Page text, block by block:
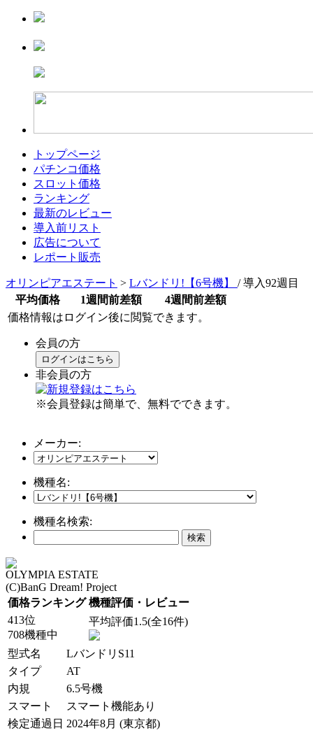
トップページ
パチンコ価格
スロット価格
ランキング
最新のレビュー
導入前リスト
広告について
レポート販売
オリンピアエステート > Lバンドリ!【6号機】 / 導入92週目
平均価格
1週間前差額
4週間前差額
価格情報はログイン後に閲覧できます。
会員の方
ログインはこちら
非会員の方
※会員登録は簡単で、無料でできます。
メーカー:
機種名:
機種名検索:
OLYMPIA ESTATE
(C)BanG Dream! Project
価格ランキング 機種評価・レビュー
413位
708機種中
平均評価1.5(全16件)
型式名
LバンドリS11
タイプ
AT
内規
6.5号機
スマート
スマート機能あり
検定通過日 2024年8月 (東京都)